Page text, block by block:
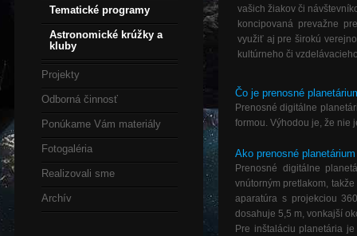
Tematické programy
Astronomické krúžky a
kluby
Projekty
Odborná činnosť
Ponúkame Vám materiály
Fotogaléria
Realizovali sme
Archív
vašich žiakov či
koncipovaná prevažne
využiť aj pre širokú
kultúrneho či
Čo je prenosné
Prenosné digitálne
formou. Výhodou je, že nie
Ako prenosné
Prenosné digitálne
vnútorným pretlakom,
aparatúra s projekciou
dosahuje 5,5 m, vonkajší
Pre inštaláciu planetária